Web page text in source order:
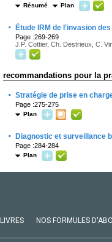
Résumé Plan
· Étude IRM de l'invasion
Page :269-269
J.P. Cottier, Ch. Destrieux, C.
recommandations pour la
· Stratégie de prise en
Page :275-275
Plan
· Diagnostic et surveillance
Page :284-284
Plan
LIVRES NOS FORMULES